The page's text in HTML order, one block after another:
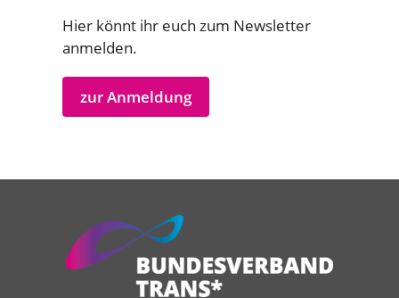
Hier könnt ihr euch zum Newsletter
anmelden.
zur Anmeldung